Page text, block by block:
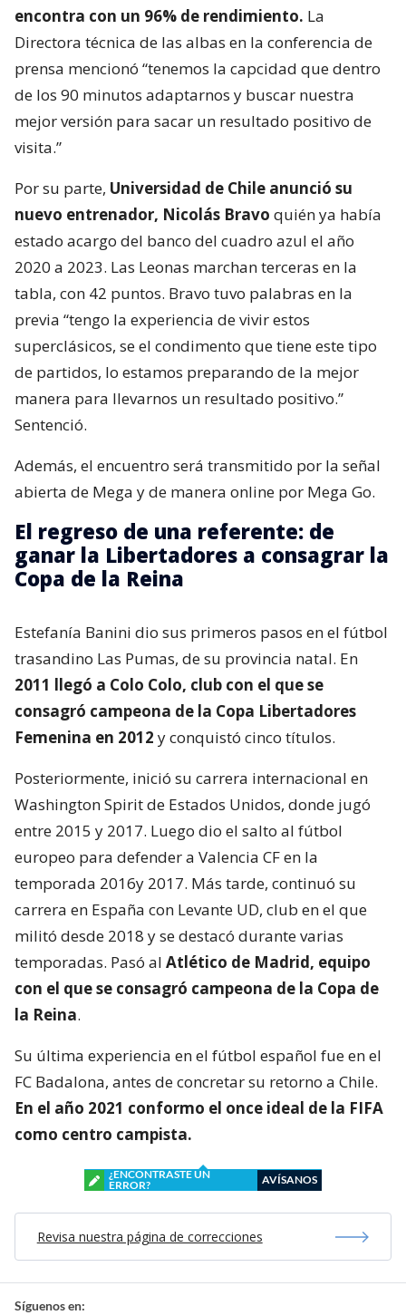
encontra con un 96% de rendimiento. La
Directora técnica de las albas en la conferencia de
prensa mencionó “tenemos la capcidad que dentro
de los 90 minutos adaptarnos y buscar nuestra
mejor versión para sacar un resultado positivo de
visita.”
Por su parte, Universidad de Chile anunció su
nuevo entrenador, Nicolás Bravo quién ya había
estado acargo del banco del cuadro azul el año
2020 a 2023. Las Leonas marchan terceras en la
tabla, con 42 puntos. Bravo tuvo palabras en la
previa “tengo la experiencia de vivir estos
superclásicos, se el condimento que tiene este tipo
de partidos, lo estamos preparando de la mejor
manera para llevarnos un resultado positivo.”
Sentenció.
Además, el encuentro será transmitido por la señal
abierta de Mega y de manera online por Mega Go.
El regreso de una referente: de
ganar la Libertadores a consagrar la
Copa de la Reina
Estefanía Banini dio sus primeros pasos en el fútbol
trasandino Las Pumas, de su provincia natal. En
2011 llegó a Colo Colo, club con el que se
consagró campeona de la Copa Libertadores
Femenina en 2012 y conquistó cinco títulos.
Posteriormente, inició su carrera internacional en
Washington Spirit de Estados Unidos, donde jugó
entre 2015 y 2017. Luego dio el salto al fútbol
europeo para defender a Valencia CF en la
temporada 2016y 2017. Más tarde, continuó su
carrera en España con Levante UD, club en el que
militó desde 2018 y se destacó durante varias
temporadas. Pasó al Atlético de Madrid, equipo
con el que se consagró campeona de la Copa de
la Reina.
Su última experiencia en el fútbol español fue en el
FC Badalona, antes de concretar su retorno a Chile.
En el año 2021 conformo el once ideal de la FIFA
como centro campista.
¿ENCONTRASTE UN
ERROR?
AVÍSANOS
Revisa nuestra página de correcciones
Síguenos en: